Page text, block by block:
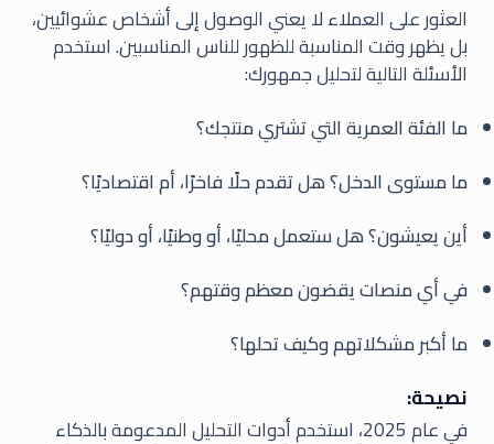
العثور على العملاء لا يعني الوصول إلى أشخاص عشوائيين،
بل يظهر وقت المناسبة للظهور للناس المناسبين. استخدم
الأسئلة التالية لتحليل جمهورك:
ما الفئة العمرية التي تشتري منتجك؟
ما مستوى الدخل؟ هل تقدم حلًا فاخرًا، أم اقتصاديًا؟
أين يعيشون؟ هل ستعمل محليًا، أو وطنيًا، أو دوليًا؟
في أي منصات يقضون معظم وقتهم؟
ما أكبر مشكلاتهم وكيف تحلها؟
نصيحة:
في عام 2025، استخدم أدوات التحليل المدعومة بالذكاء